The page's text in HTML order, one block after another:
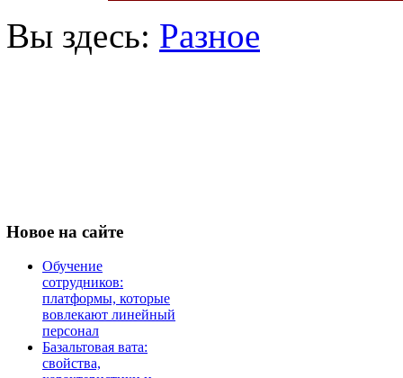
Вы здесь: Разное
Новое на сайте
Обучение
сотрудников:
платформы, которые
вовлекают линейный
персонал
Базальтовая вата:
свойства,